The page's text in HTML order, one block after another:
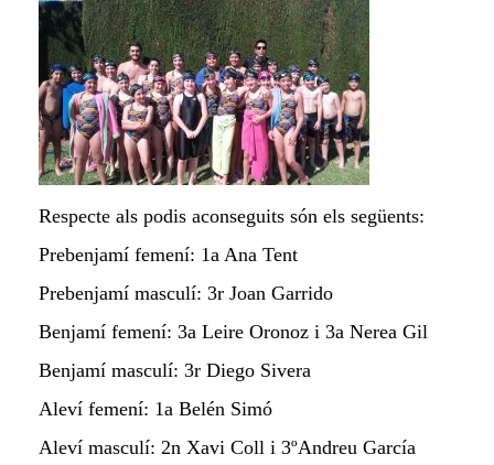
Respecte als podis aconseguits són els següents:
Prebenjamí femení: 1a Ana Tent
Prebenjamí masculí: 3r Joan Garrido
Benjamí femení: 3a Leire Oronoz i 3a Nerea Gil
Benjamí masculí: 3r Diego Sivera
Aleví femení: 1a Belén Simó
Aleví masculí: 2n Xavi Coll i 3ºAndreu García